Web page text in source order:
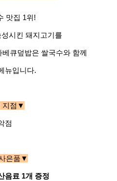
맛집 1위!
시킨 돼지고기를
큐덮밥은 쌀국수와 함께
뉴입니다.
지점▼
점
은품▼
음료 1개 증정